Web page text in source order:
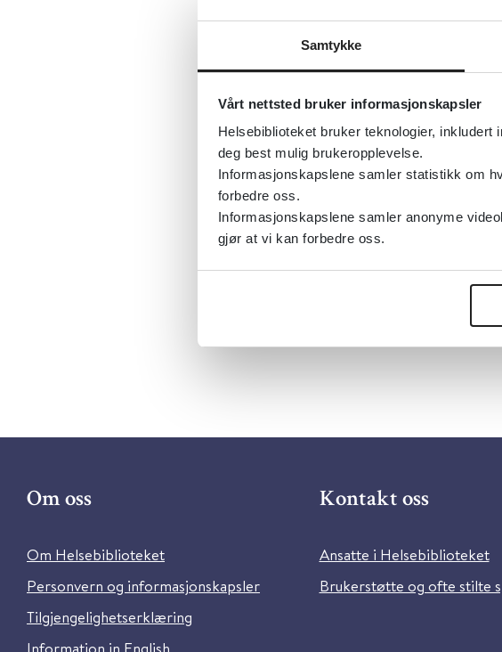
Samtykke
Vårt nettsted bruker informasjonskapsler
Helsebiblioteket bruker teknologier,
deg best mulig brukeropplevelse.
Informasjonskapslene samler statistikk om
forbedre oss.
Informasjonskapslene samler anonyme
gjør at vi kan forbedre oss.
Original tittel:An
promotion, prevention,
refugees, asylum
Først publisert:01.12.2020
Sist faglig oppdatert:
Tema:Flyktninger og
Dokumenttype:
Om oss
Om Helsebiblioteket
Personvern og informasjonskapsler
Tilgjengelighetserklæring
Kontakt oss
Ansatte i Helsebiblioteket
Brukerstøtte og ofte stilte